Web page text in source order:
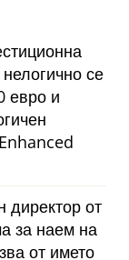
се
евро и
директор от
за наем на
от името